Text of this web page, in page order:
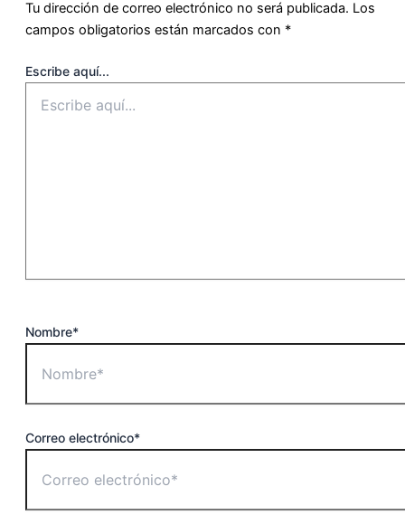
Tu dirección de correo electrónico no será publicada. Los
campos obligatorios están marcados con *
Escribe aquí...
Nombre*
Correo electrónico*